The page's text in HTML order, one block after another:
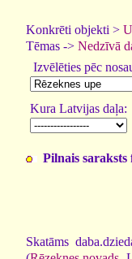
Konkrēti objekti >
Tēmas -> Nedzīvā
Izvēlēties pēc
Kura Latvijas daļa:
Pilnais
Skatāms